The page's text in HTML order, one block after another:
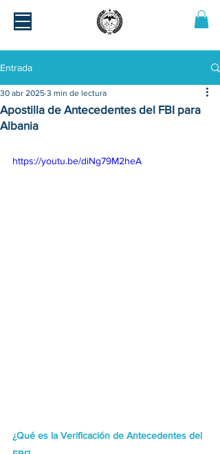
Entrada
Apostilla de Antecedentes del FBI para
Albania
30 abr 2025 3 min de lectura
https://youtu.be/diNg79M2heA
¿Qué es la Verificación de Antecedentes del